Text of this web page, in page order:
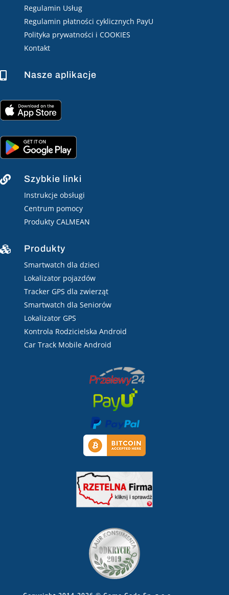
Regulamin Usług
Regulamin płatności cyklicznych PayU
Polityka prywatności i COOKIES
Kontakt
 Nasze aplikacje
 Szybkie linki
Instrukcje obsługi
Centrum pomocy
Produkty CALMEAN
 Produkty
Smartwatch dla dzieci
Lokalizator pojazdów
Tracker GPS dla zwierząt
Smartwatch dla Seniorów
Lokalizator GPS
Kontrola Rodzicielska Android
Car Track Mobile Android